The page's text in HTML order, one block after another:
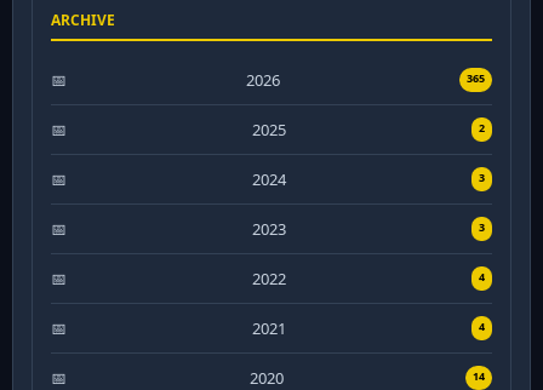
ARCHIVE
2026 365
2025 2
2024 3
2023 3
2022 4
2021 4
2020 14